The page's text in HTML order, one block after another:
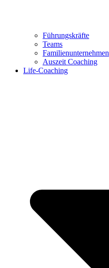
Führungskräfte
Teams
Familienunternehmen
Auszeit Coaching
Life-Coaching